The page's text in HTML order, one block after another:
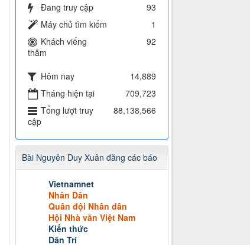
Đang truy cập
93
Máy chủ tìm kiếm
1
Khách viếng
thăm
92
Hôm nay
14,889
Tháng hiện tại
709,723
Tổng lượt truy
cập
88,138,566
Bài Nguyễn Duy Xuân đăng các báo
Vietnamnet
Nhân Dân
Quân đội Nhân dân
Hội Nhà văn Việt Nam
Kiến thức
Dân Trí